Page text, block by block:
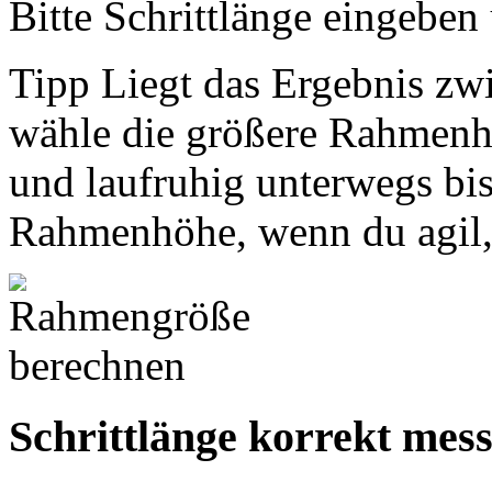
Bitte Schrittlänge
Tipp Liegt das Ergebnis
wähle die größere
und laufruhig unterwegs
Rahmenhöhe, wenn du
Schrittlänge korrekt